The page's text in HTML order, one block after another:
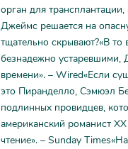
орган для
Джеймс решается на
тщательно скрывают?«В то
безнадежно устаревшими,
времени». – Wired«Если
это Пиранделло, Сэмюэл
подлинных провидцев,
американский романист
чтение». – Sunday